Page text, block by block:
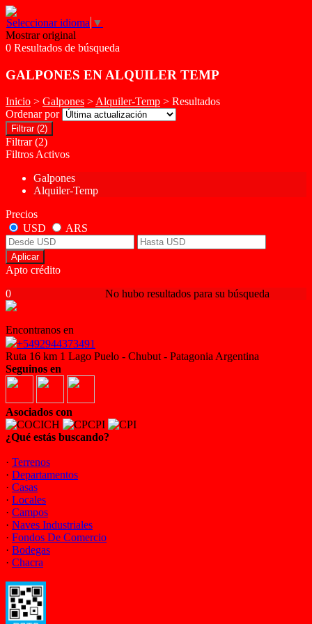
Seleccionar idioma ▼
Mostrar original
0 Resultados de búsqueda
GALPONES EN ALQUILER TEMP
Inicio > Galpones >Alquiler-Temp > Resultados
Ordenar por
Filtrar (2)
Filtrar (2)
Filtros Activos
Galpones
Alquiler-Temp
Precios
USD
ARS
Aplicar
Apto crédito
No hubo resultados para su búsqueda
0
Encontranos en
+5492944373491
Ruta 16 km 1 Lago Puelo - Chubut - Patagonia Argentina
Seguinos en
Asociados con
¿Qué estás buscando?
· Terrenos
· Departamentos
· Casas
· Locales
· Campos
· Naves Industriales
· Fondos De Comercio
· Bodegas
· Chacra